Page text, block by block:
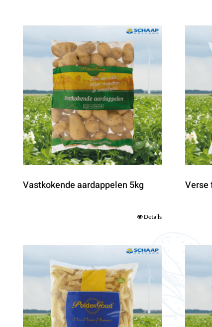
Vastkokende aardappelen 5kg
Details
Verse